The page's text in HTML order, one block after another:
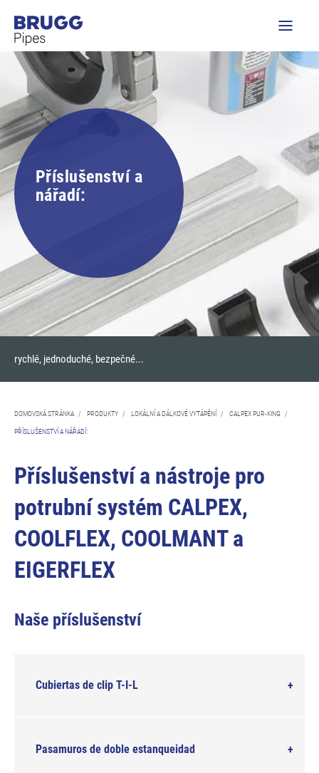
Příslušenství a
nářadí:
rychlé, jednoduché, bezpečné...
DOMOVSKÁ STRÁNKA / PRODUKTY / LOKÁLNÍ A DÁLKOVÉ VYTÁPĚNÍ / CALPEX PUR-KING /
PŘÍSLUŠENSTVÍ A NÁŘADÍ:
Příslušenství a nástroje pro
potrubní systém CALPEX,
COOLFLEX, COOLMANT a
EIGERFLEX
Naše příslušenství
Cubiertas de clip T-I-L
Pasamuros de doble estanqueidad